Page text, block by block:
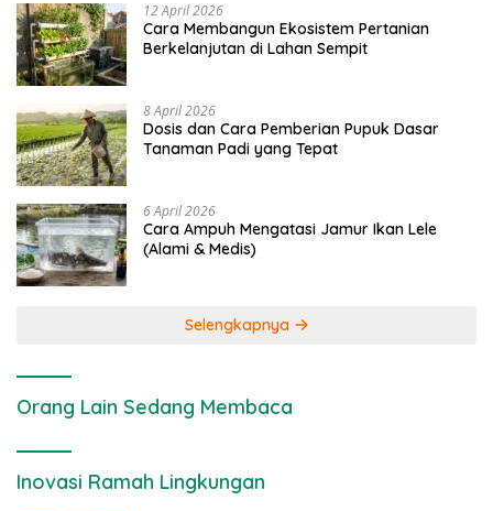
12 April 2026
Cara Membangun Ekosistem Pertanian
Berkelanjutan di Lahan Sempit
8 April 2026
Dosis dan Cara Pemberian Pupuk Dasar
Tanaman Padi yang Tepat
6 April 2026
Cara Ampuh Mengatasi Jamur Ikan Lele
(Alami & Medis)
Selengkapnya
Orang Lain Sedang Membaca
Inovasi Ramah Lingkungan